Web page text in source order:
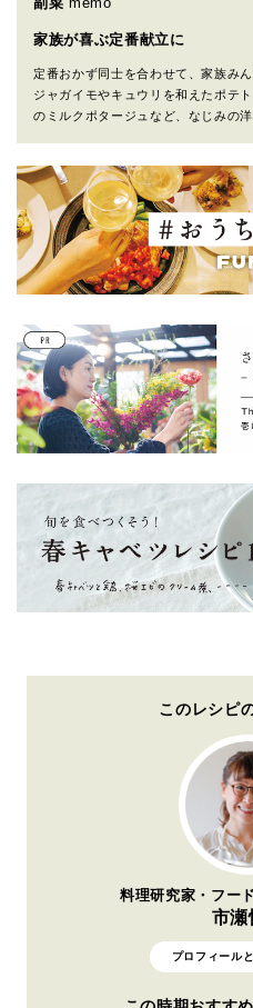
家族が喜ぶ定番献立に
定番おかず同士を合わせて、家族み
ジャガイモやキュウリを和えたポテ
のミルクポタージュなど、なじみの
このレシピ
料理研究家・フー
市瀬
プロフィール